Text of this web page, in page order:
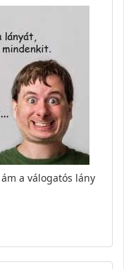
a válogatós lány